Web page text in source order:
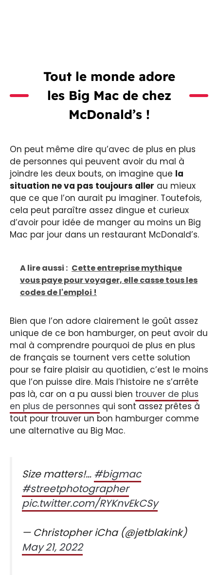
Tout le monde adore
les Big Mac de chez
McDonald’s !
On peut même dire qu’avec de plus en plus
de personnes qui peuvent avoir du mal à
joindre les deux bouts, on imagine que la
situation ne va pas toujours aller au mieux
que ce que l’on aurait pu imaginer. Toutefois,
cela peut paraître assez dingue et curieux
d’avoir pour idée de manger au moins un Big
Mac par jour dans un restaurant McDonald’s.
A lire aussi : Cette entreprise mythique
vous paye pour voyager, elle casse tous les
codes de l'emploi !
Bien que l’on adore clairement le goût assez
unique de ce bon hamburger, on peut avoir du
mal à comprendre pourquoi de plus en plus
de français se tournent vers cette solution
pour se faire plaisir au quotidien, c’est le moins
que l’on puisse dire. Mais l’histoire ne s’arrête
pas là, car on a pu aussi bien trouver de plus
en plus de personnes qui sont assez prêtes à
tout pour trouver un bon hamburger comme
une alternative au Big Mac.
Size matters!… #bigmac
#streetphotographer
pic.twitter.com/RYKnvEkCSy
— Christopher iCha (@jetblakink)
May 21, 2022